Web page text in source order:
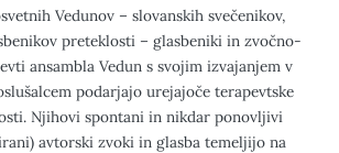
Vedunov – slovanskih svečenikov,
preteklosti – glasbeniki in zvočno-
ansambla Vedun s svojim izvajanjem v
podarjajo urejajoče terapevtske
Njihovi spontani in nikdar ponovljivi
avtorski zvoki in glasba temeljijo na